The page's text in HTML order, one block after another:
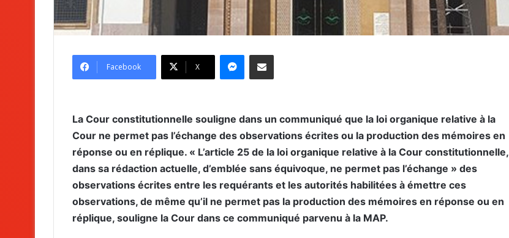
Facebook X
La Cour constitutionnelle souligne dans un communiqué que la loi organique relative à la
Cour ne permet pas l’échange des observations écrites ou la production des mémoires en
réponse ou en réplique. « L’article 25 de la loi organique relative à la Cour constitutionnelle,
dans sa rédaction actuelle, d’emblée sans équivoque, ne permet pas l’échange » des
observations écrites entre les requérants et les autorités habilitées à émettre ces
observations, de même qu’il ne permet pas la production des mémoires en réponse ou en
réplique, souligne la Cour dans ce communiqué parvenu à la MAP.